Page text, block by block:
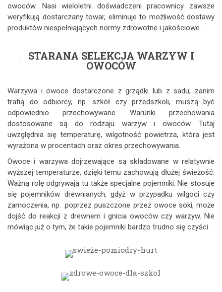
owoców. Nasi wieloletni doświadczeni pracownicy zawsze
weryfikują dostarczany towar, eliminuje to możliwość dostawy
produktów niespełniających normy zdrowotne i jakościowe.
STARANA SELEKCJA WARZYW I
OWOCÓW
Warzywa i owoce dostarczone z grządki lub z sadu, zanim
trafią do odbiorcy, np. szkół czy przedszkoli, muszą być
odpowiednio przechowywane. Warunki przechowania
dostosowane są do rodzaju warzyw i owoców. Tutaj
uwzględnia się temperaturę, wilgotność powietrza, która jest
wyrażona w procentach oraz okres przechowywania.
Owoce i warzywa dojrzewające są składowane w relatywnie
wyższej temperaturze, dzięki temu zachowują dłużej świeżość.
Ważną rolę odgrywają tu także specjalne pojemniki. Nie stosuje
się pojemników drewnianych, gdyż w przypadku wilgoci czy
zamoczenia, np. .poprzez puszczone przez owoce soki, może
dojść do reakcji z drewnem i gnicia owoców czy warzyw. Nie
mówiąc już o tym, że takie pojemniki bardzo trudno się czyści.